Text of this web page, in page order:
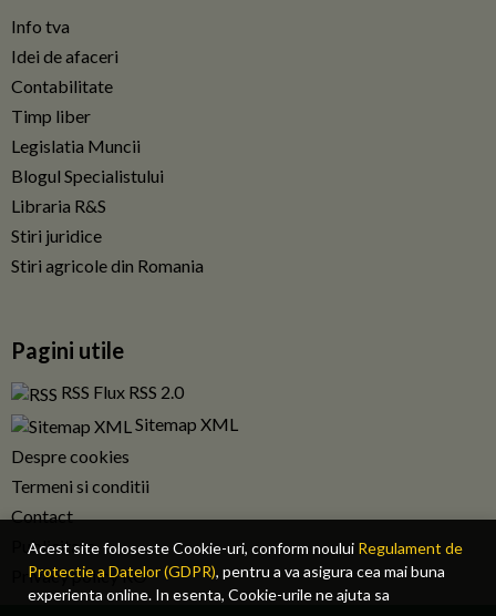
Acest site foloseste Cookie-uri, conform noului Regulament de
Protectie a Datelor (GDPR), pentru a va asigura cea mai buna
experienta online. In esenta, Cookie-urile ne ajuta sa
Info tva
Idei de afaceri
Contabilitate
Timp liber
Legislatia Muncii
Blogul Specialistului
Libraria R&S
Stiri juridice
Stiri agricole din Romania
Pagini utile
RSS Flux RSS 2.0
Sitemap XML
Despre cookies
Termeni si conditii
Contact
Publicitate
Privacy policy RO